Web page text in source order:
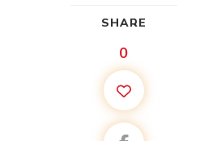
SHARE
0